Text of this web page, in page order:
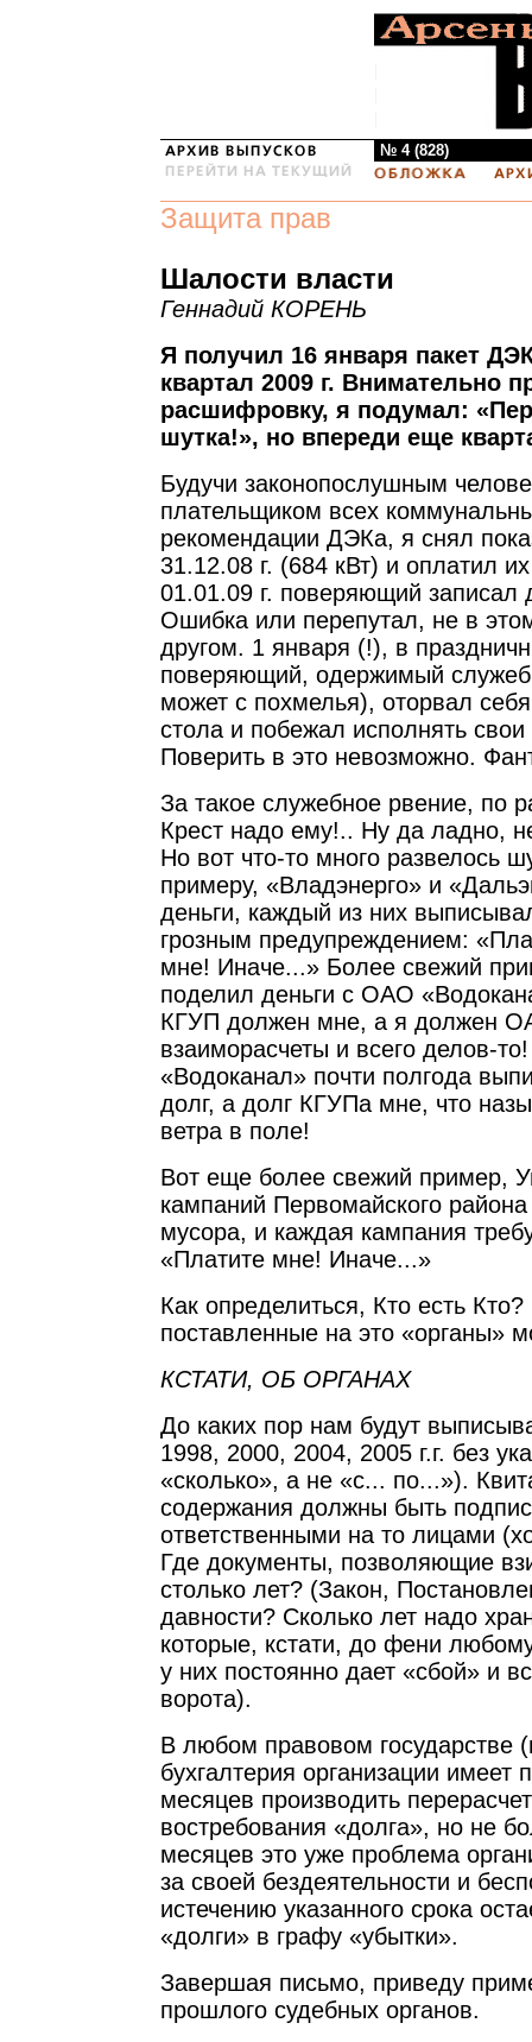
№ 4 (828)
Защита прав
Шалости власти
Геннадий КОРЕНЬ
Я получил 16 января пакет
квартал 2009 г. Внимательно
расшифровку, я подумал:
шутка!», но впереди еще
Будучи законопослушным
плательщиком всех
рекомендации ДЭКа, я снял
31.12.08 г. (684 кВт) и оплатил
01.01.09 г. поверяющий записал
Ошибка или перепутал, не в
другом. 1 января (!), в
поверяющий, одержимый
может с похмелья), оторвал
стола и побежал исполнять свои
Поверить в это невозможно.
За такое служебное рвение, по
Крест надо ему!.. Ну да ладно,
Но вот что-то много развелось
примеру, «Владэнерго» и
деньги, каждый из них
грозным предупреждением:
мне! Иначе...» Более свежий
поделил деньги с ОАО
КГУП должен мне, а я должен
взаиморасчеты и всего делов-
«Водоканал» почти полгода
долг, а долг КГУПа мне, что
ветра в поле!
Вот еще более свежий пример,
кампаний Первомайского
мусора, и каждая кампания
«Платите мне! Иначе...»
Как определиться, Кто есть
поставленные на это «органы»
КСТАТИ, ОБ ОРГАНАХ
До каких пор нам будут
1998, 2000, 2004, 2005 г.г. без
«сколько», а не «с... по...»).
содержания должны быть
ответственными на то лицами
Где документы, позволяющие
столько лет? (Закон,
давности? Сколько лет надо
которые, кстати, до фени
у них постоянно дает «сбой» и
ворота).
В любом правовом государстве
бухгалтерия организации имеет
месяцев производить
востребования «долга», но не
месяцев это уже проблема
за своей бездеятельности и
истечению указанного срока
«долги» в графу «убытки».
Завершая письмо, приведу
прошлого судебных органов.